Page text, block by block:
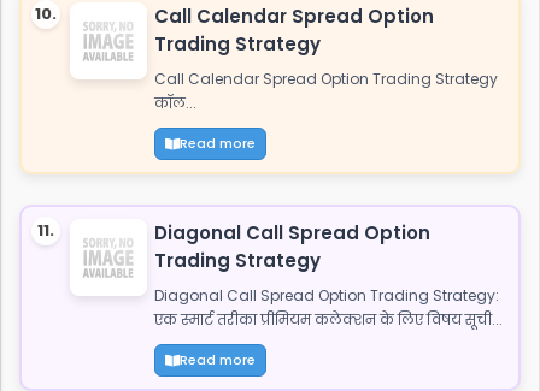
10.
Call Calendar Spread Option
Trading Strategy
Call Calendar Spread Option Trading Strategy
कॉल...
Read more
11.
Diagonal Call Spread Option
Trading Strategy
Diagonal Call Spread Option Trading Strategy:
एक स्मार्ट तरीका प्रीमियम कलेक्शन के लिए विषय सूची...
Read more